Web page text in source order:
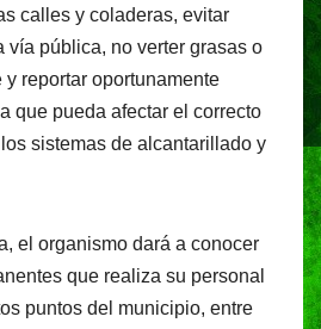
calles y coladeras, evitar
vía pública, no verter grasas o
reportar oportunamente
que pueda afectar el correcto
sistemas de alcantarillado y
el organismo dará a conocer
que realiza su personal
puntos del municipio, entre